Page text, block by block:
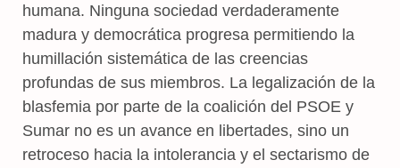
humana. Ninguna sociedad verdaderamente
madura y democrática progresa permitiendo la
humillación sistemática de las creencias
profundas de sus miembros. La legalización de la
blasfemia por parte de la coalición del PSOE y
Sumar no es un avance en libertades, sino un
retroceso hacia la intolerancia y el sectarismo de